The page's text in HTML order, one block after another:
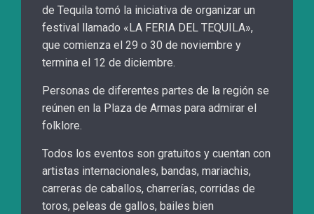
de Tequila tomó la iniciativa de organizar un
festival llamado «LA FERIA DEL TEQUILA»,
que comienza el 29 o 30 de noviembre y
termina el 12 de diciembre.
Personas de diferentes partes de la región se
reúnen en la Plaza de Armas para admirar el
folklore.
Todos los eventos son gratuitos y cuentan con
artistas internacionales, bandas, mariachis,
carreras de caballos, charrerías, corridas de
toros, peleas de gallos, bailes bien